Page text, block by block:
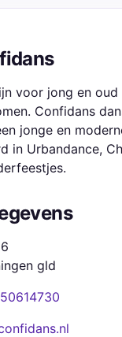
voor jong en
Confidans
jonge en
in Urbandance,
gld